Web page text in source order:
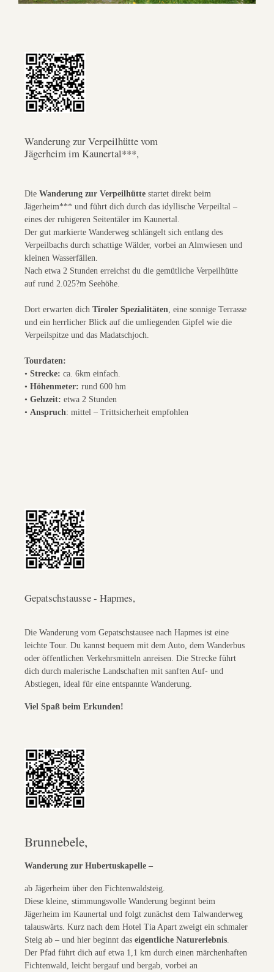
Wanderung zur Verpeilhütte vom
Jägerheim im Kaunertal***,
Die Wanderung zur Verpeilhütte startet direkt beim
Jägerheim*** und führt dich durch das idyllische Verpeiltal –
eines der ruhigeren Seitentäler im Kaunertal.
Der gut markierte Wanderweg schlängelt sich entlang des
Verpeilbachs durch schattige Wälder, vorbei an Almwiesen und
kleinen Wasserfällen.
Nach etwa 2 Stunden erreichst du die gemütliche Verpeilhütte
auf rund 2.025?m Seehöhe.
Dort erwarten dich Tiroler Spezialitäten , eine sonnige Terrasse
und ein herrlicher Blick auf die umliegenden Gipfel wie die
Verpeilspitze und das Madatschjoch.
Tourdaten:
• Strecke: ca. 6km einfach.
• Höhenmeter: rund 600 hm
• Gehzeit: etwa 2 Stunden
• Anspruch: mittel – Trittsicherheit empfohlen
Gepatschstausse - Hapmes,
Die Wanderung vom Gepatschstausee nach Hapmes ist eine
leichte Tour. Du kannst bequem mit dem Auto, dem Wanderbus
oder öffentlichen Verkehrsmitteln anreisen. Die Strecke führt
dich durch malerische Landschaften mit sanften Auf- und
Abstiegen, ideal für eine entspannte Wanderung.
Viel Spaß beim Erkunden!
Brunnebele,
Wanderung zur Hubertuskapelle –
ab Jägerheim über den Fichtenwaldsteig.
Diese kleine, stimmungsvolle Wanderung beginnt beim
Jägerheim im Kaunertal und folgt zunächst dem Talwanderweg
talauswärts. Kurz nach dem Hotel Tia Apart zweigt ein schmaler
Steig ab – und hier beginnt das eigentliche Naturerlebnis
Der Pfad führt dich auf etwa 1,1 km durch einen märchenhaften
Fichtenwald, leicht bergauf und bergab, vorbei an